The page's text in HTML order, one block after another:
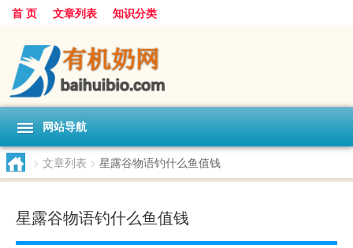
首 页 文章列表 知识分类
网站导航
> 文章列表 > 星露谷物语钓什么鱼值钱
星露谷物语钓什么鱼值钱